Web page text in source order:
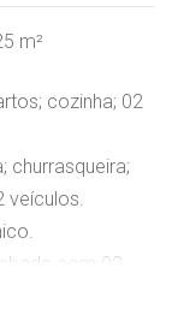
m²
cozinha; 02
churrasqueira;
veículos.
com 02
banheiro